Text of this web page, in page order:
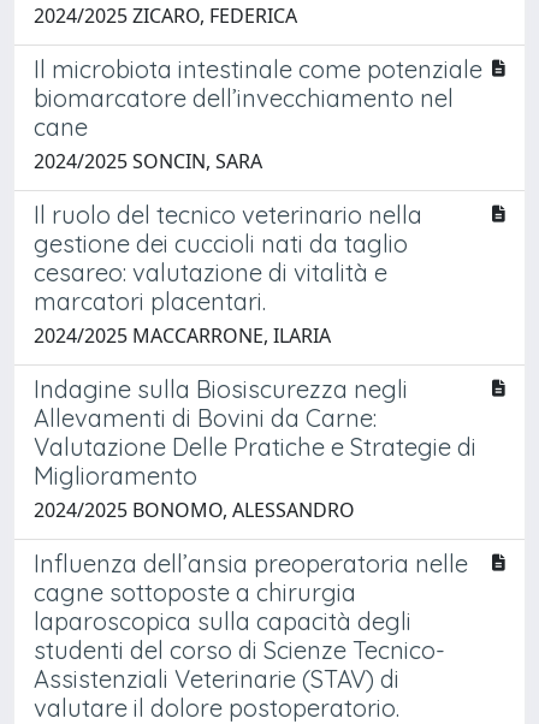
2024/2025 ZICARO, FEDERICA
Il microbiota intestinale come potenziale
biomarcatore dell’invecchiamento nel
cane
2024/2025 SONCIN, SARA
Il ruolo del tecnico veterinario nella
gestione dei cuccioli nati da taglio
cesareo: valutazione di vitalità e
marcatori placentari.
2024/2025 MACCARRONE, ILARIA
Indagine sulla Biosiscurezza negli
Allevamenti di Bovini da Carne:
Valutazione Delle Pratiche e Strategie di
Miglioramento
2024/2025 BONOMO, ALESSANDRO
Influenza dell’ansia preoperatoria nelle
cagne sottoposte a chirurgia
laparoscopica sulla capacità degli
studenti del corso di Scienze Tecnico-
Assistenziali Veterinarie (STAV) di
valutare il dolore postoperatorio.